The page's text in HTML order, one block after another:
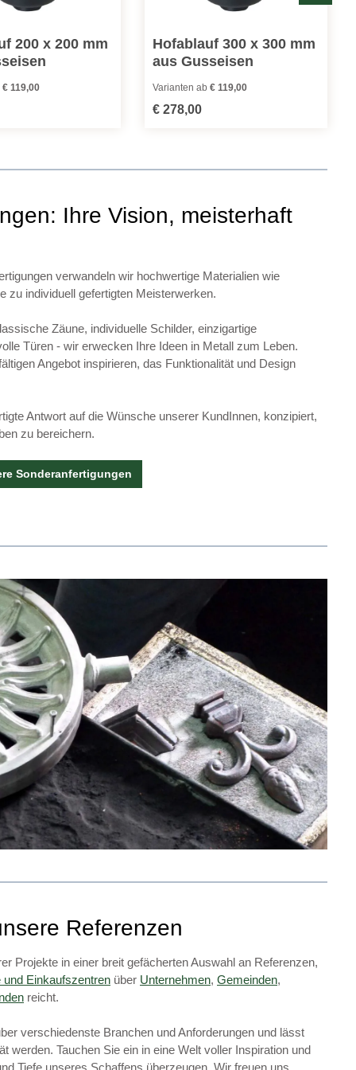
200 x 200 mm
€ 119,00
Hofablauf 300 x 300 mm
aus Gusseisen
Varianten ab € 119,00
Regulärer Preis:
€ 278,00
Ihre Vision, meisterhaft
verwandeln wir hochwertige Materialien wie
zu individuell gefertigten Meisterwerken.
Zäune, individuelle Schilder, einzigartige
Türen - wir erwecken Ihre Ideen in Metall zum Leben.
Angebot inspirieren, das Funktionalität und Design
Antwort auf die Wünsche unserer KundInnen, konzipiert,
zu bereichern.
Sonderanfertigungen
Referenzen
Projekte in einer breit gefächerten Auswahl an Referenzen,
Einkaufszentren über Unternehmen, Gemeinden,
reicht.
verschiedenste Branchen und Anforderungen und lässt
werden. Tauchen Sie ein in eine Welt voller Inspiration und